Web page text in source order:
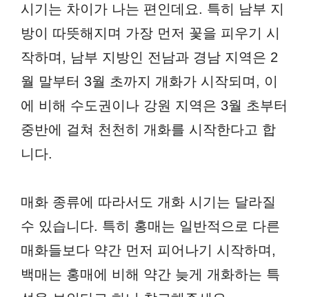
시기는 차이가 나는 편인데요. 특히 남부 지
방이 따뜻해지며 가장 먼저 꽃을 피우기 시
작하며, 남부 지방인 전남과 경남 지역은 2
월 말부터 3월 초까지 개화가 시작되며, 이
에 비해 수도권이나 강원 지역은 3월 초부터
중반에 걸쳐 천천히 개화를 시작한다고 합
니다.
매화 종류에 따라서도 개화 시기는 달라질
수 있습니다. 특히 홍매는 일반적으로 다른
매화들보다 약간 먼저 피어나기 시작하며,
백매는 홍매에 비해 약간 늦게 개화하는 특